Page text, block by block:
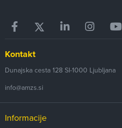
Kontakt
Dunajska cesta 128 SI-1000 Ljubljana
info@amzs.si
Informacije